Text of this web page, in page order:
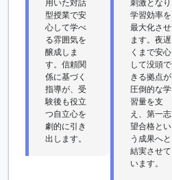
用いた対話
型授業で安
心して学べ
る雰囲気を
醸成しま
す。信頼関
係に基づく
指導が、受
験後も役立
つ自立心を
劇的に引き
出します。
刺激となり
学習効率を
最大化させ
ます。夜遅
くまで安心
して没頭で
きる拠点が
圧倒的な学
習量を支
え、第一志
望合格とい
う成果へと
結実させて
います。